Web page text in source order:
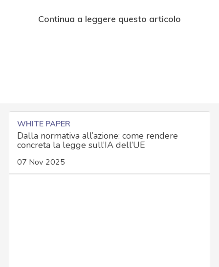
Continua a leggere questo articolo
WHITE PAPER
Dalla normativa all’azione: come rendere
concreta la legge sull’IA dell’UE
07 Nov 2025